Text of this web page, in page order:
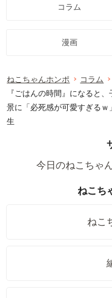
コラム
漫画
ねこちゃんホンポ コラム
『ごはんの時間』になると
景に「必死感が可愛すぎる
生
今日のねこちゃ
ねこち
ねこ